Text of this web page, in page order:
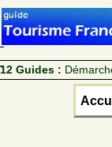
12 Guides :